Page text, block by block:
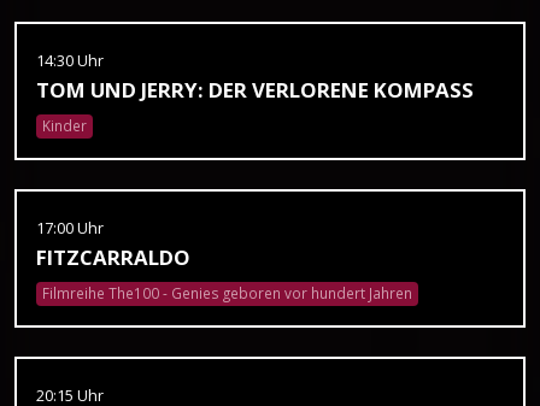
14:30 Uhr
TOM UND JERRY: DER VERLORENE KOMPASS
Kinder
17:00 Uhr
FITZCARRALDO
Filmreihe The100 - Genies geboren vor hundert Jahren
20:15 Uhr